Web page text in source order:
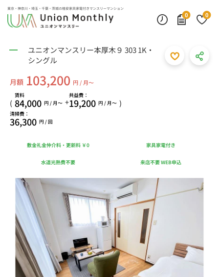
東京・神奈川・埼玉・千葉・茨城の格安家具家電付きマンスリーマンション
0
0
ユニオンマンスリー本厚木９ 303 1K・
シングル
月額 103,200 円 / 月〜
(
賃料
84,000 円 / 月〜 +
共益費：
19,200 円 / 月〜 )
清掃費：
36,300 円 / 回
敷金礼金仲介料・更新料 ￥0 家具家電付き
水道光熱費不要 来店不要 WEB申込